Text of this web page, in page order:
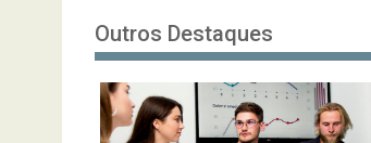
Outros Destaques